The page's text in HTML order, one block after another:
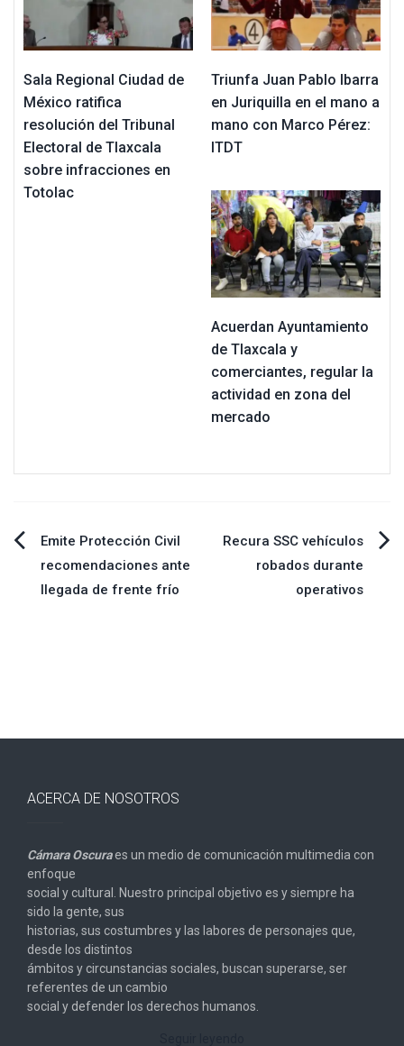
Sala Regional Ciudad de
México ratifica
resolución del Tribunal
Electoral de Tlaxcala
sobre infracciones en
Totolac
Triunfa Juan Pablo Ibarra
en Juriquilla en el mano a
mano con Marco Pérez:
ITDT
Acuerdan Ayuntamiento
de Tlaxcala y
comerciantes, regular la
actividad en zona del
mercado
Navegación
de
Emite Protección Civil
recomendaciones ante
llegada de frente frío
Recura SSC vehículos
robados durante
operativos
ACERCA DE NOSOTROS
Cámara Oscuraes un medio de comunicación multimedia con
enfoque
social y cultural. Nuestro principal objetivo es y siempre ha
sido la gente, sus
historias, sus costumbres y las labores de personajes que,
desde los distintos
ámbitos y circunstancias sociales, buscan superarse, ser
referentes de un cambio
social y defender los derechos humanos.